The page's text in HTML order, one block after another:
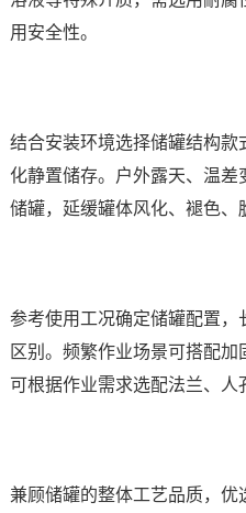
用安全性。
结合安装环境选择储罐结构
化静置储存。户外露天、温
储罐，延缓罐体风化、褪色、
参考使用工况确定储罐配置
区别。频繁作业场景可搭配
可根据作业需求选配法兰、人
兼顾储罐的整体工艺品质，